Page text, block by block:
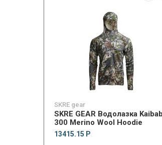
SKRE gear
SKRE GEAR Водолазка Kaibab
300 Merino Wool Hoodie
13415.15 Р